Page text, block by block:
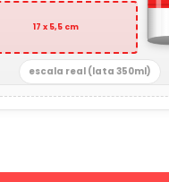
17 x 5,5 cm
escala real (lata 350ml)